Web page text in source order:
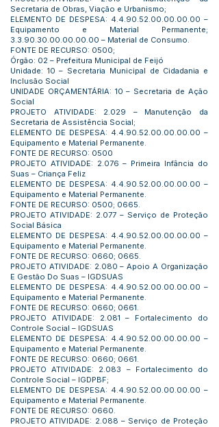
Secretaria de Obras, Viação e Urbanismo;
ELEMENTO DE DESPESA: 4.4.90.52.00.00.00.00 –
Equipamento e Material Permanente;
3.3.90.30.00.00.00.00 – Material de Consumo.
FONTE DE RECURSO: 0500;
Órgão: 02 – Prefeitura Municipal de Feijó
Unidade: 10 – Secretaria Municipal de Cidadania e
Inclusão Social
UNIDADE ORÇAMENTÁRIA: 10 – Secretaria de Ação
Social
PROJETO ATIVIDADE: 2.029 – Manutenção da
Secretaria de Assistência Social;
ELEMENTO DE DESPESA: 4.4.90.52.00.00.00.00 –
Equipamento e Material Permanente.
FONTE DE RECURSO: 0500
PROJETO ATIVIDADE: 2.076 – Primeira Infância do
Suas – Criança Feliz
ELEMENTO DE DESPESA: 4.4.90.52.00.00.00.00 –
Equipamento e Material Permanente.
FONTE DE RECURSO: 0500; 0665.
PROJETO ATIVIDADE: 2.077 – Serviço de Proteção
Social Básica
ELEMENTO DE DESPESA: 4.4.90.52.00.00.00.00 –
Equipamento e Material Permanente.
FONTE DE RECURSO: 0660; 0665.
PROJETO ATIVIDADE: 2.080 – Apoio A Organização
E Gestão Do Suas – IGDSUAS
ELEMENTO DE DESPESA: 4.4.90.52.00.00.00.00 –
Equipamento e Material Permanente.
FONTE DE RECURSO: 0660; 0661.
PROJETO ATIVIDADE: 2.081 – Fortalecimento do
Controle Social – IGDSUAS
ELEMENTO DE DESPESA: 4.4.90.52.00.00.00.00 –
Equipamento e Material Permanente.
FONTE DE RECURSO: 0660; 0661.
PROJETO ATIVIDADE: 2.083 – Fortalecimento do
Controle Social – IGDPBF;
ELEMENTO DE DESPESA: 4.4.90.52.00.00.00.00 –
Equipamento e Material Permanente.
FONTE DE RECURSO: 0660.
PROJETO ATIVIDADE: 2.088 – Serviço de Proteção